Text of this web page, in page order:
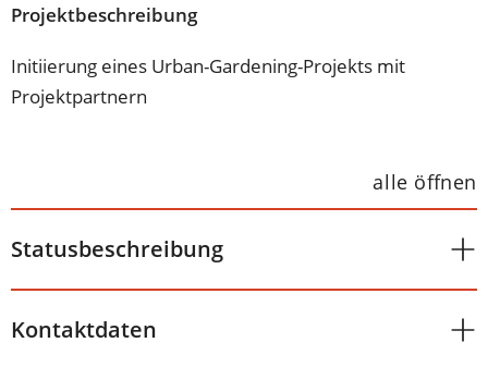
Projektbeschreibung
Initiierung eines Urban-Gardening-Projekts mit
Projektpartnern
alle öffnen
Statusbeschreibung
Kontaktdaten